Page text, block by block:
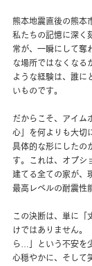
熊本地震直後の熊本
私たちの記憶に深く
常が、一瞬にして奪
な場所ではなくなる
ような経験は、誰に
いものです。
だからこそ、アイム
心」を何よりも大切
具体的な形にしたの
す。これは、オプシ
建てる全ての家が、
最高レベルの耐震性
この決断は、単に「
けではありません。
ら…」という不安を
心穏やかに、そして